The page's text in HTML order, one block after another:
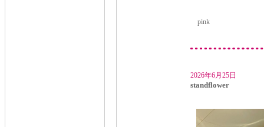
pink
2026年6月25日
standflower